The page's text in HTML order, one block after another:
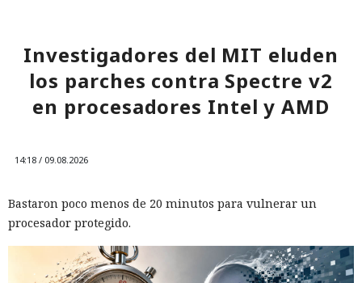
Investigadores del MIT eluden
los parches contra Spectre v2
en procesadores Intel y AMD
14:18 / 09.08.2026
Bastaron poco menos de 20 minutos para vulnerar un
procesador protegido.